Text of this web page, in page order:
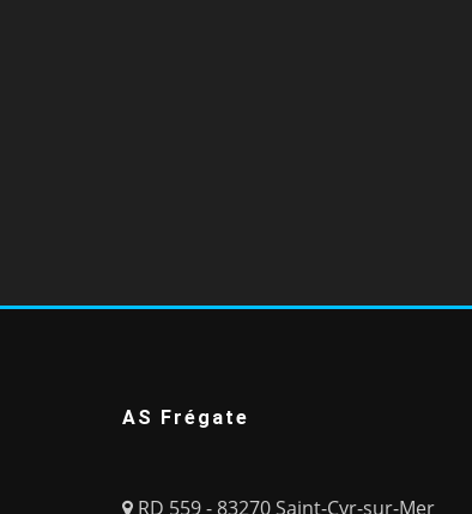
AS Frégate
RD 559 - 83270 Saint-Cyr-sur-Mer